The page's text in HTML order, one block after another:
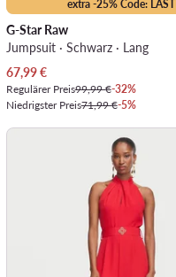
extra -25% Code: LAST
G-Star Raw
Jumpsuit · Schwarz · Lang
Aktueller Preis
67,99€
Regulärer Preis99,99 €-32%
Niedrigster Preis71,99 €-5%